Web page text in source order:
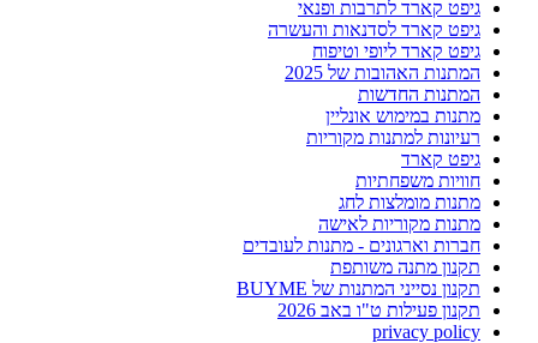
גיפט קארד לתרבות ופנאי
גיפט קארד לסדנאות והעשרה
גיפט קארד ליופי וטיפוח
המתנות האהובות של 2025
המתנות החדשות
מתנות במימוש אונליין
רעיונות למתנות מקוריות
גיפט קארד
חוויות משפחתיות
מתנות מומלצות לחג
מתנות מקוריות לאישה
חברות וארגונים - מתנות לעובדים
תקנון מתנה משותפת
תקנון נסייני המתנות של BUYME
תקנון פעילות ט"ו באב 2026
privacy policy